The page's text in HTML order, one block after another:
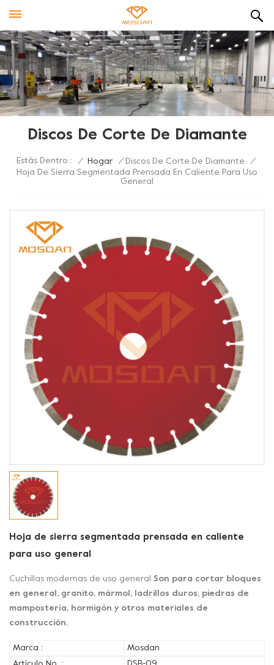
Discos De Corte De Diamante
Estás Dentro : / Hogar / Discos De Corte De Diamante
/
Hoja De Sierra Segmentada Prensada En Caliente Para Uso
General
Hoja de sierra segmentada prensada en caliente
para uso general
Cuchillas modernas de uso general
Son para cortar bloques
en general, granito, mármol, ladrillos duros, piedras de
mampostería, hormigón y otros materiales de
construcción.
Marca :
Mosdan